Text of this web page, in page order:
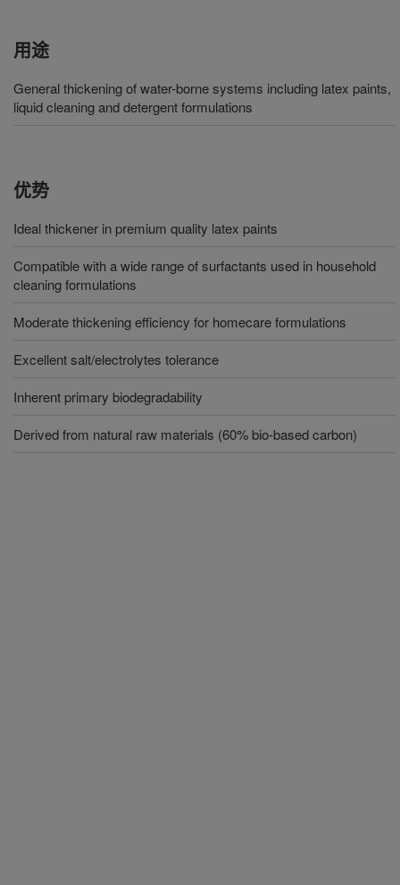
用途
General thickening of water-borne systems including latex paints,
liquid cleaning and detergent formulations
优势
Ideal thickener in premium quality latex paints
Compatible with a wide range of surfactants used in household
cleaning formulations
Moderate thickening efficiency for homecare formulations
Excellent salt/electrolytes tolerance
Inherent primary biodegradability
Derived from natural raw materials (60% bio-based carbon)